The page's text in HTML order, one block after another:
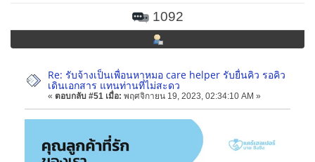
1092
Re: รับจ้างเป็นเพื่อนหาหมอ care helper รับยื่นคิว รอคิว
เดินเอกสาร แทนท่านที่ไม่สะดว
« ตอบกลับ #51 เมื่อ: พฤศจิกายน 19, 2023, 02:34:10 AM »